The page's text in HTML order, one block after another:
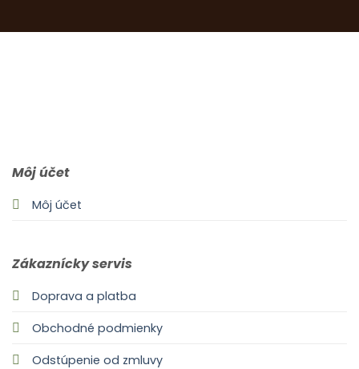
Môj účet
Môj účet
Zákaznícky servis
Doprava a platba
Obchodné podmienky
Odstúpenie od zmluvy